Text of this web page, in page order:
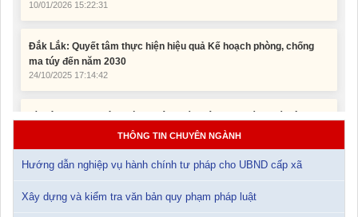
Đắk Lắk: Quyết tâm thực hiện hiệu quả Kế hoạch phòng, chống
24/10/2025 17:14:42
Tài liệu phục vụ tiêu chí tiếp cận pháp luật trong đánh giá Nông
11/02/2026 08:45:12
Tài liệu Hội nghị công chức, viên chức và người lao động năm
2025
THÔNG TIN CHUYÊN NGÀNH
Hướng dẫn nghiệp vụ hành chính tư pháp cho UBND cấp xã
Xây dựng và kiểm tra văn bản quy phạm pháp luật